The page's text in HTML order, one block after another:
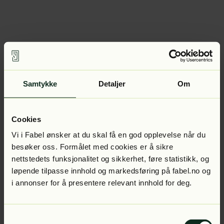
Samtykke Detaljer Om
Cookies
Vi i Fabel ønsker at du skal få en god opplevelse når du
besøker oss. Formålet med cookies er å sikre
nettstedets funksjonalitet og sikkerhet, føre statistikk, og
løpende tilpasse innhold og markedsføring på fabel.no og
i annonser for å presentere relevant innhold for deg.